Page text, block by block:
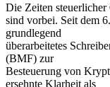
Die Zeiten
sind vorbei. Seit dem
grundlegend
überarbeitetes
(BMF) zur
Besteuerung von
ersehnte Klarheit als